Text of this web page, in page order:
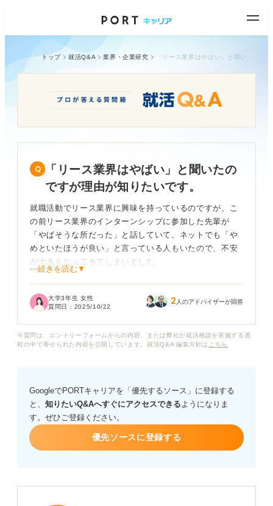
トップ 就活Q&A 業界・企業研究
「リース業界はやばい」と聞いたの
ですが理由が知りたいです。
就職活動でリース業界に興味を持っているのですが、こ
の前リース業界のインターンシップに参加した先輩が
「やばそうな所だった」と話していて、ネットでも「や
めといたほうが良い」と言っている人もいたので、不安
が大きくなってきてしまいました。
いったことからきているのでしょうか？ ネットにはさま
なぜ「やばい」と言われるのか、その理由や実態につい
⋯続きを読む▼
大学3年生 女性
質問日： 2025/10/22 2 人のアドバイザーが回答
※質問は、エントリーフォームからの内容、または弊社が就活相談を実施する過
程の中で寄せられた内容を公開しています。就活Q&A 編集方針は こちら
GoogleでPORTキャリアを「優先するソース」に登録する
と、 知りたいQ&Aへすぐにアクセスできるようになりま
す。ぜひご登録ください。
優先ソースに登録する